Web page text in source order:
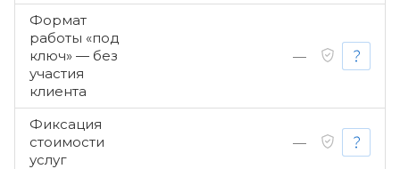
Формат
работы «под
ключ» — без
участия
клиента
—
Фиксация
стоимости
услуг
—